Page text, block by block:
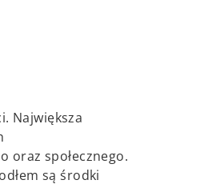
Największa
oraz społecznego.
są środki